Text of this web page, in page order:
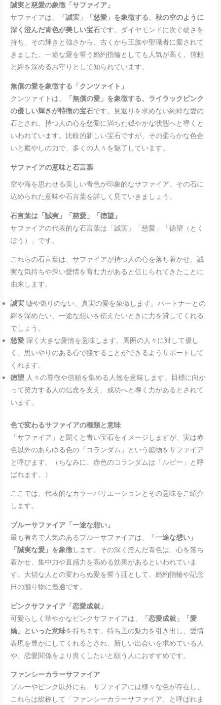
誠実と慈愛の象徴「サファイア」
サファイアは、
「誠実」「慈愛」を象徴する、秋の空のように
深く澄んだ青色が美しい宝石です。ダイヤモンドに次ぐ硬さを
持ち、その輝きと強さから、古くから王族や聖職者に愛されて
きました。一途な愛を誓う婚約指輪としても人気が高く、信頼
と絆を深めるお守りとして知られています。
無償の愛を象徴する「クンツァイト」
クンツァイトは、
「無償の愛」を象徴する、ライラックピンク
の優しい輝きが特徴の宝石です。見返りを求めない純粋な愛の
石とされ、持つ人の心を慈愛に満ちた穏やかな状態へと導くと
いわれています。比較的新しい宝石ですが、その柔らかな色合
いと癒やしの力で、多くの人々を魅了しています。
サファイアの意味と石言葉
空や海を思わせる美しい青色が印象的なサファイア。その石に
込められた意味や石言葉を詳しく見ていきましょう。
石言葉は「誠実」「慈愛」「徳望」
サファイアの代表的な石言葉は「誠実」「慈愛」「徳望（とく
ぼう）」です。
これらの石言葉は、サファイアが持つ人の心を落ち着かせ、誠
実な気持ちや深い愛情を育む力があると信じられてきたことに
由来します。
誠実 嘘や偽りのない、真実の愛を象徴します。パートナーとの
絆を深めたい、一途な想いを伝えたいときに力を貸してくれる
でしょう。
慈愛 深く大きな愛情を意味します。周囲の人々に対して優し
く、思いやりのある心で接することができるようサポートして
くれます。
徳望 人々の尊敬や信頼を集める人徳を意味します。目標に向か
って努力する人の信念を支え、成功へと導く力があるとされて
います。
色で変わるサファイアの種類と意味
「サファイア」と聞くと青い宝石をイメージしますが、実は赤
色以外のあらゆる色の「コランダム」という鉱物をサファイア
と呼びます。（ちなみに、赤色のコランダムは「ルビー」と呼
ばれます。）
ここでは、代表的なカラーバリエーションとその意味をご紹介
します。
ブルーサファイア「一途な想い」
最も有名で人気のあるブルーサファイアは、
「一途な想い」
「誠実な愛」を象徴します。その深く澄んだ青色は、心を落ち
着かせ、集中力や直感力を高める効果があるといわれていま
す。大切な人との変わらぬ愛を誓う証として、婚約指輪や記念
日の贈り物に最適です。
ピンクサファイア「恋愛成就」
可愛らしく華やかなピンクサファイアは、
「恋愛成就」「愛
嬌」といった意味を持ちます。持ち主の魅力を引き出し、愛情
表現を豊かにしてくれるとされ、新しい出会いを求めている人
や、恋愛関係をより良くしたいと願う人におすすめです。
ファンシーカラーサファイア
ブルーやピンク以外にも、サファイアには様々な色が存在し、
これらは総称して「ファンシーカラーサファイア」と呼ばれま